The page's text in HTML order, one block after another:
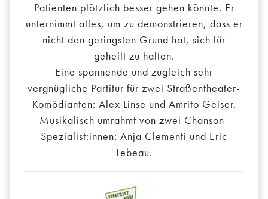
Patienten plötzlich besser gehen könnte. Er
unternimmt alles, um zu demonstrieren, dass er
nicht den geringsten Grund hat, sich für
geheilt zu halten.
Eine spannende und zugleich sehr
vergnügliche Partitur für zwei Straßentheater-
Komödianten: Alex Linse und Amrito Geiser.
Musikalisch umrahmt von zwei Chanson-
Spezialist:innen: Anja Clementi und Eric
Lebeau.